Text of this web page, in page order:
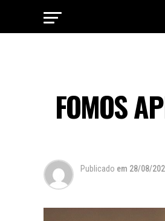
FOMOS
Publicado em 28/08/